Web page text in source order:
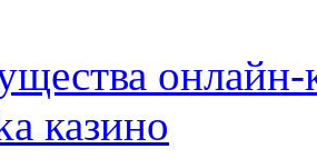
онлайн-
казино